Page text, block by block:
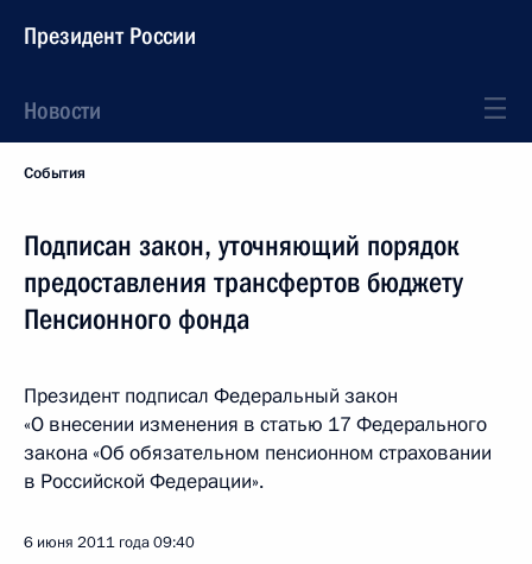
Президент России
Новости
События
Подписан закон, уточняющий порядок
предоставления трансфертов бюджету
Пенсионного фонда
Президент подписал Федеральный закон
«О внесении изменения в статью 17 Федерального
закона «Об обязательном пенсионном страховании
в Российской Федерации».
6 июня 2011 года09:40